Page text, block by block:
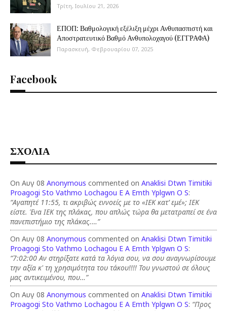
Τρίτη, Ιουλίου 21, 2026
ΕΠΟΠ: Βαθμολογική εξέλιξη μέχρι Ανθυπασπιστή και
Αποστρατευτικό Βαθμό Ανθυπολοχαγού (ΕΓΓΡΑΦΑ)
Παρασκευή, Φεβρουαρίου 07, 2025
Facebook
ΣΧΟΛΙΑ
On Αυγ 08 Anonymous commented on Anaklisi Dtwn Timitiki
Proagogi Sto Vathmo Lochagou E A Emth Yplgwn O S:
“Αγαπητέ 11:55, τι ακριβώς εννοείς με το «ΙΕΚ κατ’ εμέ»; ΙΕΚ
είστε. Ένα ΙΕΚ της πλάκας, που απλώς τώρα θα μετατραπεί σε ένα
πανεπιστήμιο της πλάκας.…”
On Αυγ 08 Anonymous commented on Anaklisi Dtwn Timitiki
Proagogi Sto Vathmo Lochagou E A Emth Yplgwn O S:
“7:02:00 Αν στηρίξατε κατά τα λόγια σου, να σου αναγνωρίσουμε
την αξία κ' τη χρησιμότητα του τάκου!!!! Του γνωστού σε όλους
μας αντικειμένου, που…”
On Αυγ 08 Anonymous commented on Anaklisi Dtwn Timitiki
Proagogi Sto Vathmo Lochagou E A Emth Yplgwn O S: “Προς